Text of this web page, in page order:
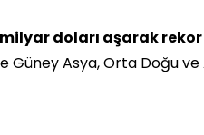
doları aşarak rekor
Güney Asya, Orta Doğu